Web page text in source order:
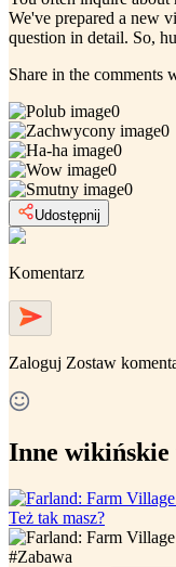
We've prepared a new
question in detail. So,
Share in the comments
0
0
0
0
0
Udostępnij
Komentarz
Zaloguj Zostaw
Inne wikińskie
Też tak masz?
#Zabawa